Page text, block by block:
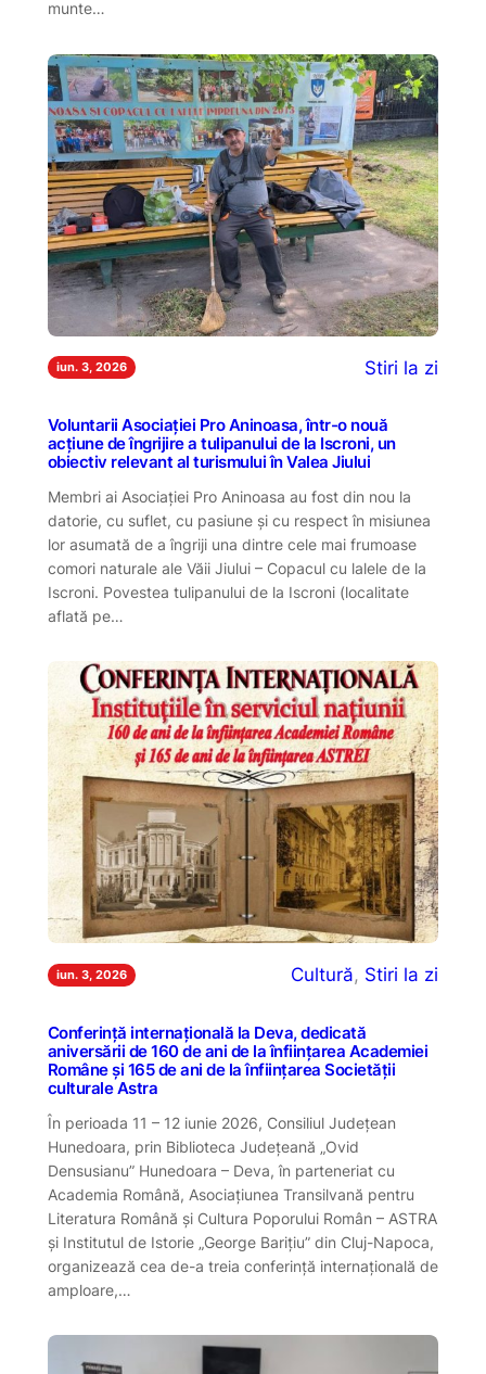
munte…
iun. 3, 2026 Stiri la zi
Voluntarii Asociației Pro Aninoasa, într-o nouă
acțiune de îngrijire a tulipanului de la Iscroni, un
obiectiv relevant al turismului în Valea Jiului
Membri ai Asociației Pro Aninoasa au fost din nou la
datorie, cu suflet, cu pasiune și cu respect în misiunea
lor asumată de a îngriji una dintre cele mai frumoase
comori naturale ale Văii Jiului – Copacul cu lalele de la
Iscroni. Povestea tulipanului de la Iscroni (localitate
aflată pe…
iun. 3, 2026 Cultură, Stiri la zi
Conferință internațională la Deva, dedicată
aniversării de 160 de ani de la înființarea Academiei
Române și 165 de ani de la înființarea Societății
culturale Astra
În perioada 11 – 12 iunie 2026, Consiliul Județean
Hunedoara, prin Biblioteca Județeană „Ovid
Densusianu” Hunedoara – Deva, în parteneriat cu
Academia Română, Asociațiunea Transilvană pentru
Literatura Română și Cultura Poporului Român – ASTRA
și Institutul de Istorie „George Barițiu” din Cluj-Napoca,
organizează cea de-a treia conferință internațională de
amploare,…